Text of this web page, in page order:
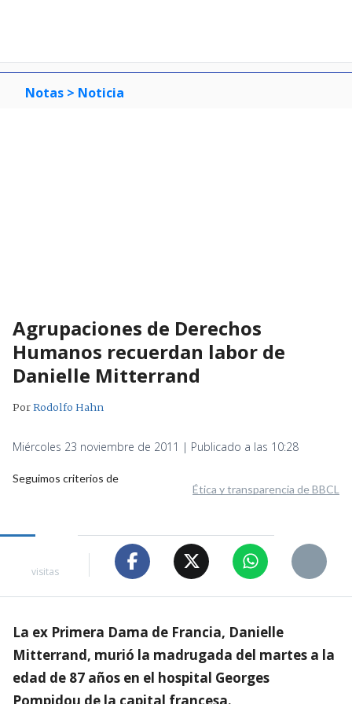
Notas > Noticia
Agrupaciones de Derechos
Humanos recuerdan labor de
Danielle Mitterrand
PorRodolfo Hahn
Miércoles 23 noviembre de 2011 | Publicado a las 10:28
Seguimos criterios de
Ética y transparencia de BBCL
visitas
La ex Primera Dama de Francia, Danielle
Mitterrand, murió la madrugada del martes a la
edad de 87 años en el hospital Georges
Pompidou de la capital francesa.